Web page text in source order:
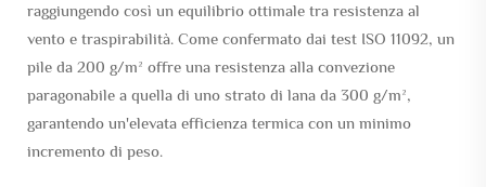
raggiungendo così un equilibrio ottimale tra resistenza al
vento e traspirabilità. Come confermato dai test ISO 11092, un
pile da 200 g/m² offre una resistenza alla convezione
paragonabile a quella di uno strato di lana da 300 g/m²,
garantendo un'elevata efficienza termica con un minimo
incremento di peso.